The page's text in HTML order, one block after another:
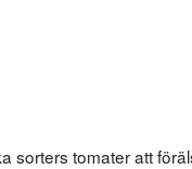
sorters tomater att